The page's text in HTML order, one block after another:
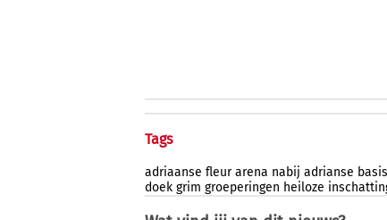
Tags
adriaanse fleur arena nabij adrianse
doek grim groeperingen heiloze